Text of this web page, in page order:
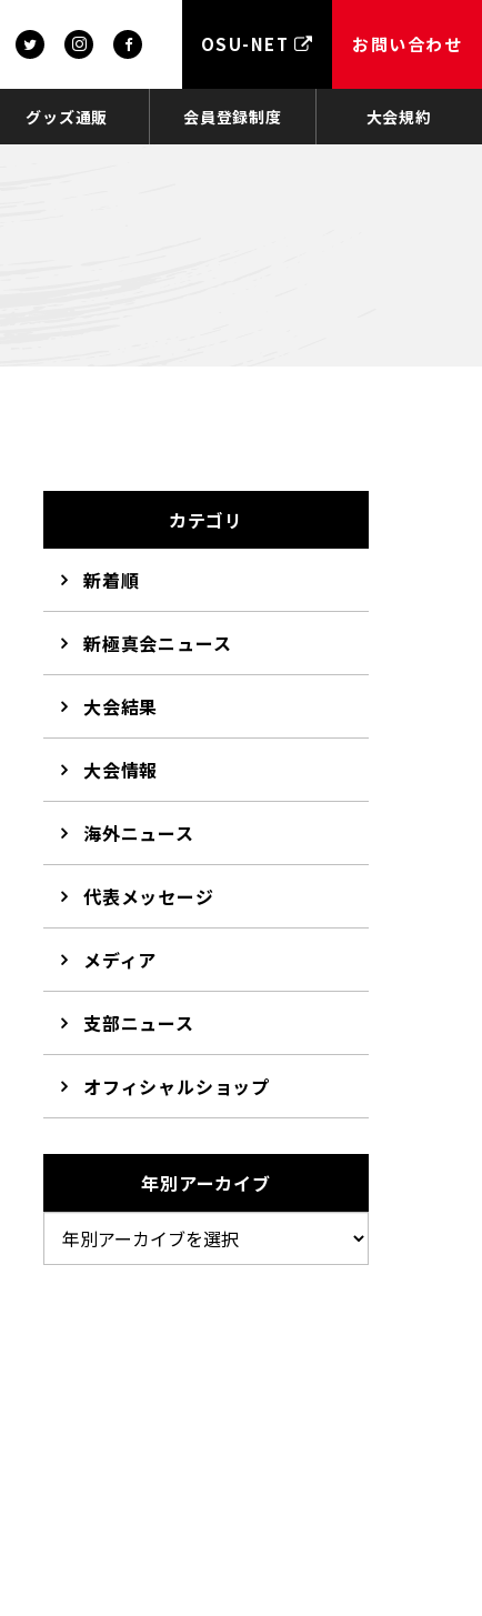
OSU-NET お問い合わせ
グッズ通販 会員登録制度 大会規約
カテゴリ
新着順
新極真会ニュース
大会結果
大会情報
海外ニュース
代表メッセージ
メディア
支部ニュース
オフィシャルショップ
年別アーカイブ